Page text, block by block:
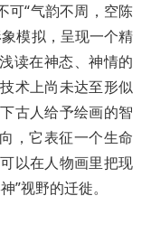
可“气韵不周，空陈
模拟，呈现一个精
读在神态、神情的
术上尚未达至形似
古人给予绘画的智
，它表征一个生命
以在人物画里把现
”视野的迁徙。